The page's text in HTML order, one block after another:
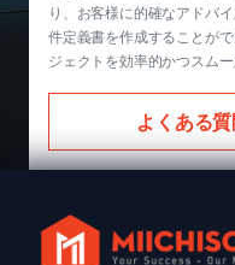
り、お客様に的確なアドバ
件定義書を作成することが
ジェクトを効率的かつスムー
よくある